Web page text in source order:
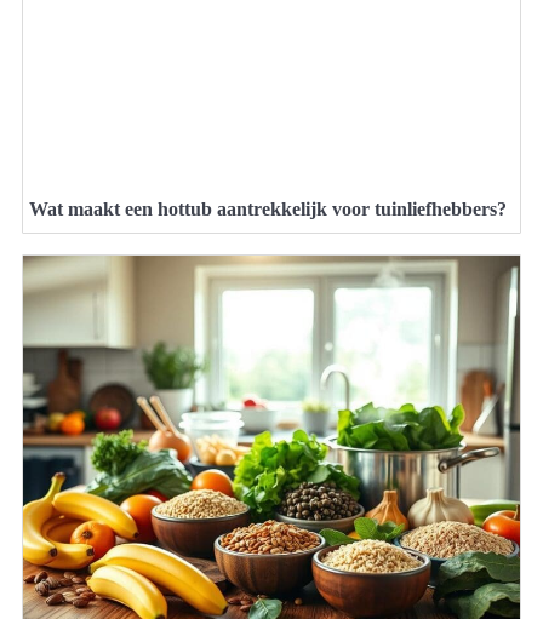
Wat maakt een hottub aantrekkelijk voor tuinliefhebbers?